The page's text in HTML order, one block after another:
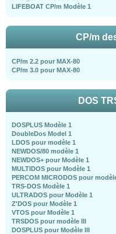
LIFEBOAT CP/m Modèle 1
CP/m
CP/m 2.2 pour MAX-80
CP/m 3.0 pour MAX-80
DOS
DOSPLUS Modèle 1
DoubleDos Model 1
LDOS pour modèle 1
NEWDOS/80 modèle 1
NEWDOS+ pour Modèle 1
MULTIDOS pour Modèle 1
PERCOM MICRODOS pour
TRS-DOS Modèle 1
ULTRADOS pour Modèle 1
Z'DOS pour Modèle 1
VTOS pour Modèle 1
TRSDOS pour modèle III
DOSPLUS pour Modèle III